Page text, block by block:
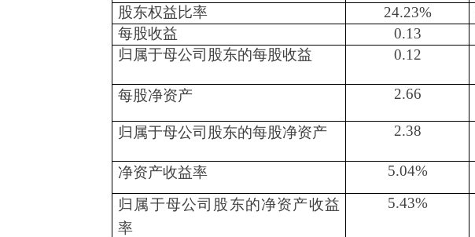
股东权益比率
24.23%
每股收益
0.13
归属于母公司股东的每股收益
0.12
每股净资产 2.66
归属于母公司股东的每股净资产 2.38
净资产收益率 5.04%
归属于母公司股东的净资产收益
率
5.43%